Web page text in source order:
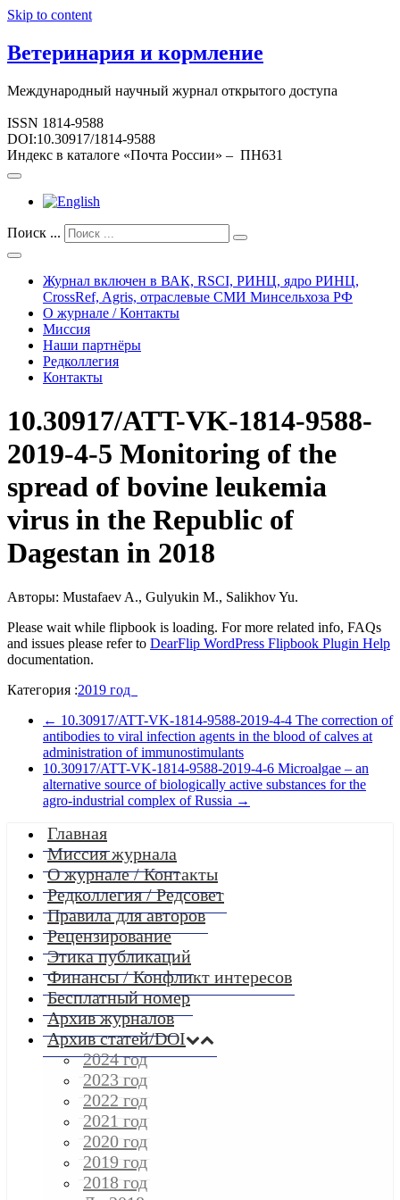
Skip to content
Ветеринария и кормление
Международный научный журнал открытого доступа
ISSN 1814-9588
DOI:10.30917/1814-9588
Индекс в каталоге «Почта России» – ПН631
Поиск ...
Журнал включен в ВАК, RSCI, РИНЦ, ядро РИНЦ,
CrossRef, Agris, отраслевые СМИ Минсельхоза РФ
О журнале / Контакты
Миссия
Наши партнёры
Редколлегия
Контакты
10.30917/ATT-VK-1814-9588-
2019-4-5 Monitoring of the
spread of bovine leukemia
virus in the Republic of
Dagestan in 2018
Авторы: Mustafaev A., Gulyukin M., Salikhov Yu.
Please wait while flipbook is loading. For more related info, FAQs
and issues please refer to DearFlip WordPress Flipbook Plugin Help
documentation.
Категория :2019 год
← 10.30917/ATT-VK-1814-9588-2019-4-4 The correction of
antibodies to viral infection agents in the blood of calves at
administration of immunostimulants
10.30917/ATT-VK-1814-9588-2019-4-6 Microalgae – an
alternative source of biologically active substances for the
agro-industrial complex of Russia →
Главная
Миссия журнала
О журнале / Контакты
Редколлегия / Редсовет
Правила для авторов
Рецензирование
Этика публикаций
Финансы / Конфликт интересов
Бесплатный номер
Архив журналов
Архив статей/DOI
2024 год
2023 год
2022 год
2021 год
2020 год
2019 год
2018 год